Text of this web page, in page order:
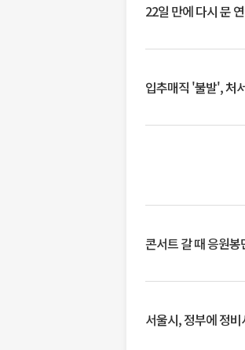
22일 만에 다시 문
입추매직 '불발', 처
콘서트 갈 때 응원
서울시, 정부에 정